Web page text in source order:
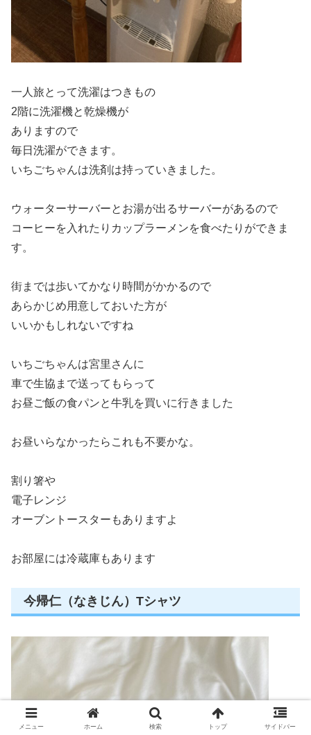
一人旅とって洗濯はつきもの
2階に洗濯機と乾燥機が
ありますので
毎日洗濯ができます。
いちごちゃんは洗剤は持っていきました。
ウォーターサーバーとお湯が出るサーバーがあるので
コーヒーを入れたりカップラーメンを食べたりができま
す。
街までは歩いてかなり時間がかかるので
あらかじめ用意しておいた方が
いいかもしれないですね
いちごちゃんは宮里さんに
車で生協まで送ってもらって
お昼ご飯の食パンと牛乳を買いに行きました
お昼いらなかったらこれも不要かな。
割り箸や
電子レンジ
オーブントースターもありますよ
お部屋には冷蔵庫もあります
今帰仁（なきじん）Tシャツ
メニュー ホーム 検索 トップ サイドバー